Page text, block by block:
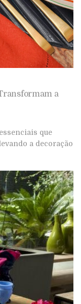
a
que
a decoração